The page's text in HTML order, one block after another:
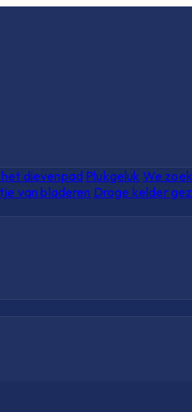
dievenpad Plukgeluk We
van bladeren Droge kelder